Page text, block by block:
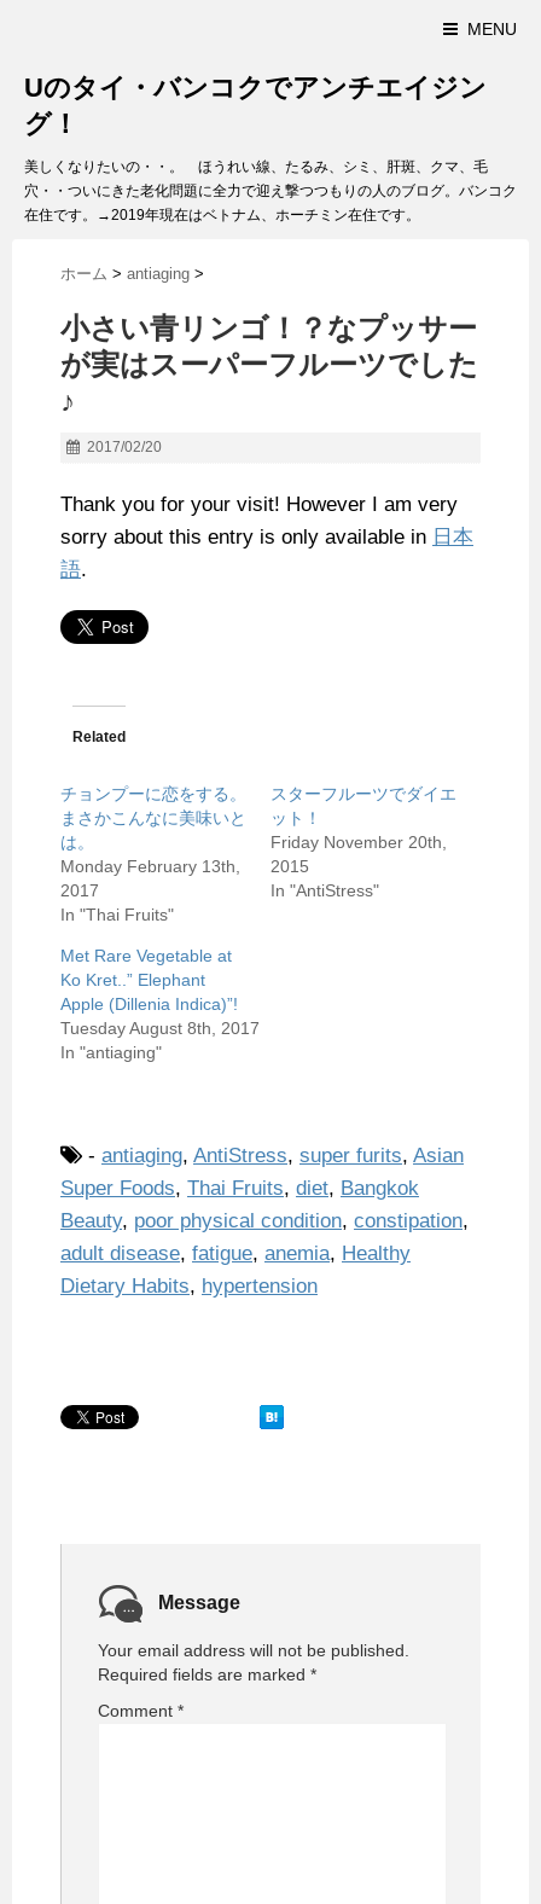
MENU
Uのタイ・バンコクでアンチエイジン
グ！
美しくなりたいの・・。 ほうれい線、たるみ、シミ、肝斑、クマ、毛
穴・・ついにきた老化問題に全力で迎え撃つつもりの人のブログ。バンコク
在住です。→2019年現在はベトナム、ホーチミン在住です。
ホーム > antiaging >
小さい青リンゴ！？なプッサー
が実はスーパーフルーツでした
♪
2017/02/20
Thank you for your visit! However I am very
sorry about this entry is only available in 日本
語.
Related
チョンプーに恋をする。
まさかこんなに美味いと
は。
Monday February 13th,
2017
In "Thai Fruits"
スターフルーツでダイエ
ット！
Friday November 20th,
2015
In "AntiStress"
Met Rare Vegetable at
Ko Kret..” Elephant
Apple (Dillenia Indica)”!
Tuesday August 8th, 2017
In "antiaging"
- antiaging, AntiStress, super furits, Asian
Super Foods, Thai Fruits, diet, Bangkok
Beauty, poor physical condition, constipation,
adult disease, fatigue, anemia, Healthy
Dietary Habits, hypertension
Message
Your email address will not be published.
Required fields are marked *
Comment *